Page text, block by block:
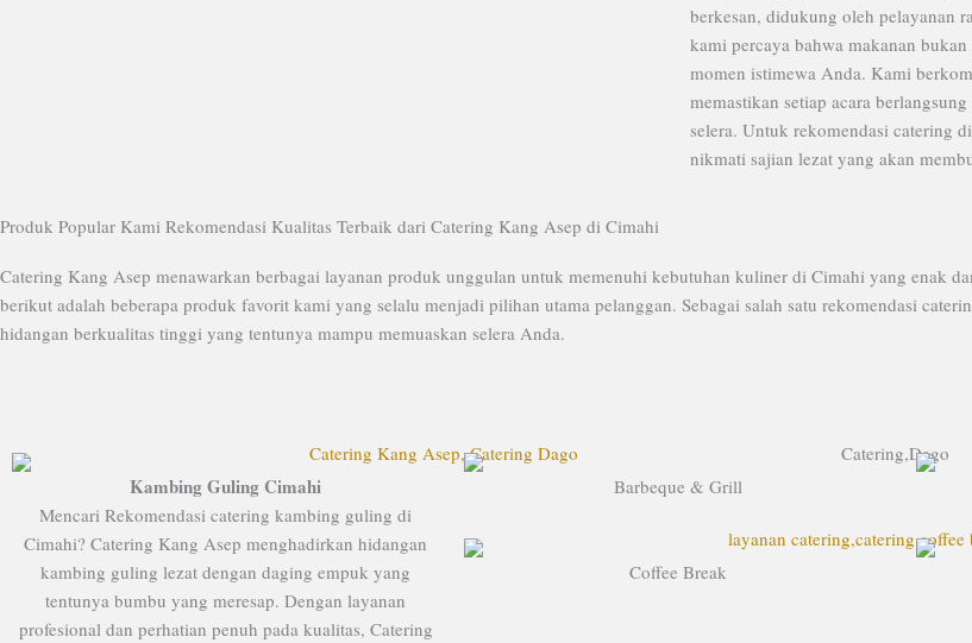
berkesan, didukung oleh pelayanan
kami percaya bahwa makanan
momen istimewa Anda. Kami
memastikan setiap acara
selera. Untuk rekomendasi catering
nikmati sajian lezat yang akan
Produk Popular Kami Rekomendasi Kualitas Terbaik dari Catering Kang Asep di Cimahi
Catering Kang Asep menawarkan berbagai layanan produk unggulan untuk memenuhi kebutuhan kuliner di Cimahi yang enak
berikut adalah beberapa produk favorit kami yang selalu menjadi pilihan utama pelanggan. Sebagai salah satu rekomendasi
hidangan berkualitas tinggi yang tentunya mampu memuaskan selera Anda.
Kambing Guling Cimahi
Mencari Rekomendasi catering kambing guling di
Cimahi? Catering Kang Asep menghadirkan hidangan
kambing guling lezat dengan daging empuk yang
tentunya bumbu yang meresap. Dengan layanan
profesional dan perhatian penuh pada kualitas, Catering
Barbeque & Grill
Coffee Break